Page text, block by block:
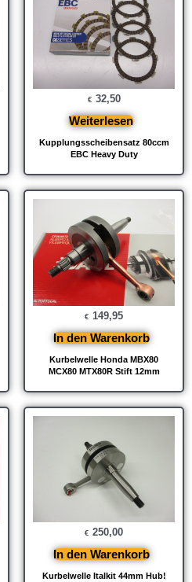
Kupplungsscheibensatz 80ccm
EBC Heavy Duty
€ 32,50
Weiterlesen
Kurbelwelle Honda MBX80
MCX80 MTX80R Stift 12mm
€ 149,95
In den Warenkorb
Kurbelwelle Italkit 44mm Hub!
€ 250,00
In den Warenkorb